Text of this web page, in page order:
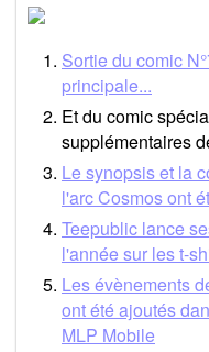
Sortie du comic
principale...
Et du comic
supplémentaires
Le synopsis et la
l'arc Cosmos ont
Teepublic lance
l'année sur les t-
Les évènements
ont été ajoutés
MLP Mobile